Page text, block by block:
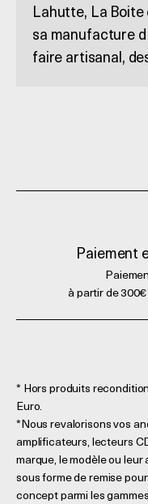
Lahutte, La
sa manufacture
faire artisanal,
Paiement
à partir de
* Hors produits
Euro.
*Nous revalorisons vos
amplificateurs, lecteurs
marque, le modèle ou
sous forme de remise
concept parmi les